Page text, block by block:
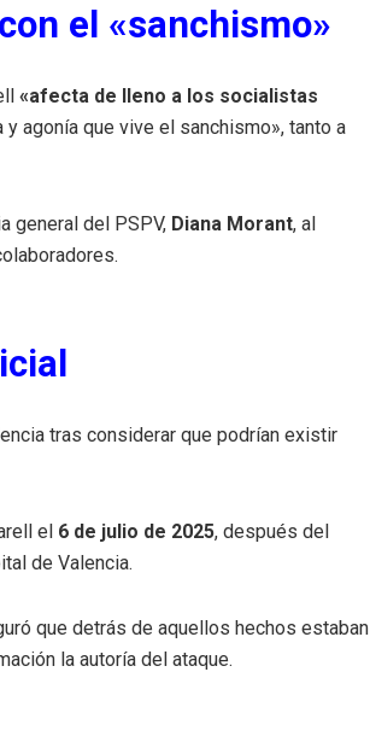
el «sanchismo»
«afecta de lleno a los socialistas
agonía que vive el sanchismo», tanto a
general del PSPV, Diana Morant, al
tras considerar que podrían existir
el 6 de julio de 2025, después del
de Valencia.
que detrás de aquellos hechos estaban
la autoría del ataque.